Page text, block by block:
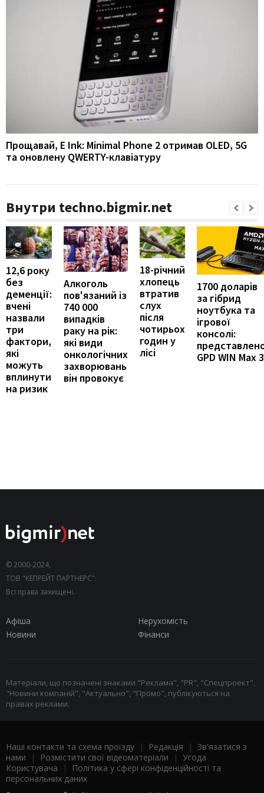
Прощавай, E Ink: Minimal Phone 2 отримав OLED, 5G
та оновлену QWERTY-клавіатуру
Внутри techno.bigmir.net
12,6 року
без
деменції:
вчені
назвали
три
фактори,
які
можуть
вплинути
на ризик
Алкоголь
пов'язаний із
740 000
випадків
раку на рік:
які види
онкологічних
захворювань
він провокує
18-річний
хлопець
втратив
слух
після
чотирьох
годин у
лісі
1700 доларів
за гібрид
ноутбука та
ігрової
консолі:
GPD WIN Max 3
© 2000-2024,
ТОВ "КЕПРЕЙТ ПАРТНЕРС".
Всі права захищені.
Афіша
Нерухомість
Новини
Фінанси
Матеріали, що позначені знаками "Реклама", "PR", "Спецпроект",
"Новини компаній", "Актуально", "Промо", публікуються на
правах реклами.
Наші контакти та схема проїзду | Редакція | Зв'язатися з
нами | Розмістити свої відеоматеріали | Угода
Користувача |
Політика у сфері конфіденційності та
персональних даних